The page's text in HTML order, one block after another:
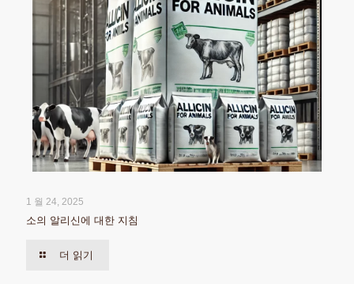
1 월 24, 2025
소의 알리신에 대한 지침
더 읽기